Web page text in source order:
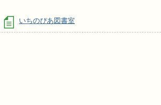
いちのぴあ図書室